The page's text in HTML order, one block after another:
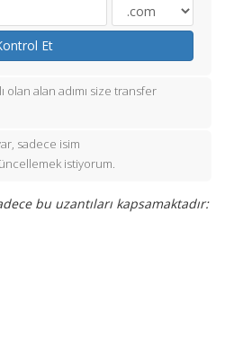
Et
olan alan adımı size transfer
sadece isim
istiyorum.
bu uzantıları kapsamaktadır: